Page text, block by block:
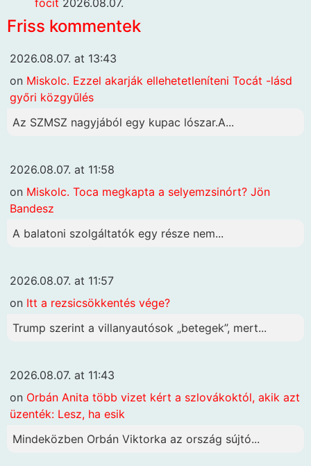
Friss kommentek
2026.08.07. at 13:43
on Miskolc. Ezzel akarják ellehetetleníteni Tocát -lásd
győri közgyűlés
Az SZMSZ nagyjából egy kupac lószar.A...
2026.08.07. at 11:58
on Miskolc. Toca megkapta a selyemzsinórt? Jön
Bandesz
A balatoni szolgáltatók egy része nem...
2026.08.07. at 11:57
on Itt a rezsicsökkentés vége?
Trump szerint a villanyautósok „betegek”, mert...
2026.08.07. at 11:43
on Orbán Anita több vizet kért a szlovákoktól, akik azt
üzenték: Lesz, ha esik
Mindeközben Orbán Viktorka az ország sújtó...